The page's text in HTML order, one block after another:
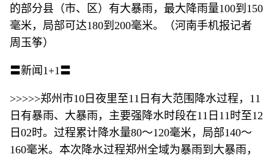
的部分县（市、区）有大暴雨，最大降雨量100到150
毫米，局部可达180到200毫米。（河南手机报记者
周玉筝）
〓新闻1+1〓
>>>>>郑州市10日夜里至11日有大范围降水过程，11
日有暴雨、大暴雨，主要强降水时段在11日11时至12
日02时。过程累计降水量80～120毫米，局部140～
160毫米。本次降水过程郑州全域为暴雨到大暴雨，